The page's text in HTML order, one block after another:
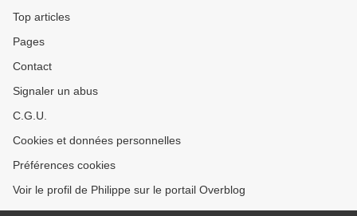
Top articles
Pages
Contact
Signaler un abus
C.G.U.
Cookies et données personnelles
Préférences cookies
Voir le profil de Philippe sur le portail Overblog